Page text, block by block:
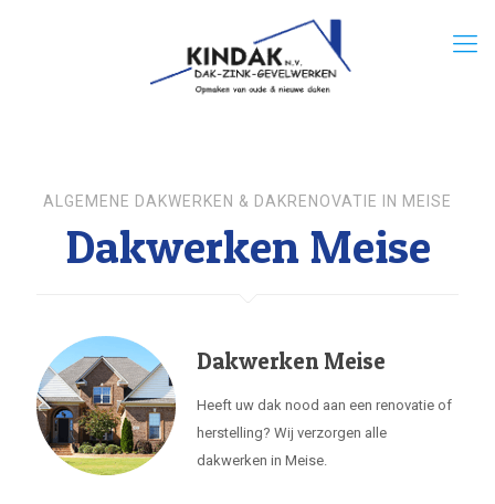
ALGEMENE DAKWERKEN & DAKRENOVATIE IN MEISE
Dakwerken Meise
Dakwerken Meise
Heeft uw dak nood aan een renovatie of
herstelling? Wij verzorgen alle
dakwerken in Meise.